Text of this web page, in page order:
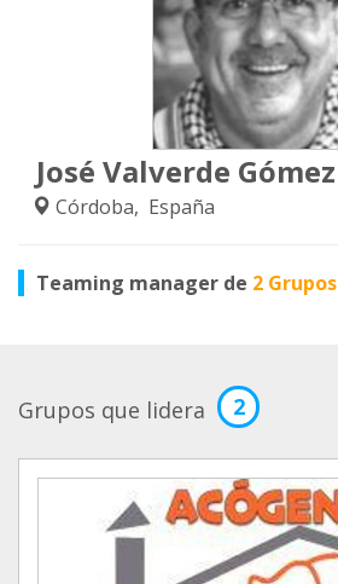
José Valverde Gómez
Córdoba, España
Teaming manager de 2 Grupos
Grupos que lidera 2